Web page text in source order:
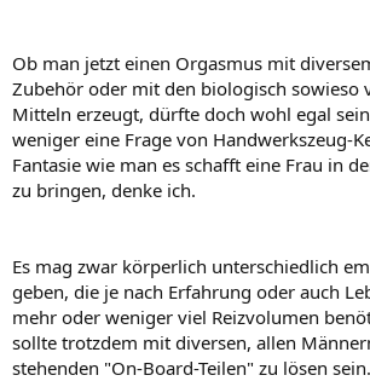
Ob man jetzt einen Orgasmus mit
Zubehör oder mit den biologisch sowieso
Mitteln erzeugt, dürfte doch wohl egal
weniger eine Frage von Handwerkszeug-
Fantasie wie man es schafft eine Frau in
zu bringen, denke ich.
Es mag zwar körperlich unterschiedlich
geben, die je nach Erfahrung oder auch
mehr oder weniger viel Reizvolumen
sollte trotzdem mit diversen, allen
stehenden "On-Board-Teilen" zu lösen sein.